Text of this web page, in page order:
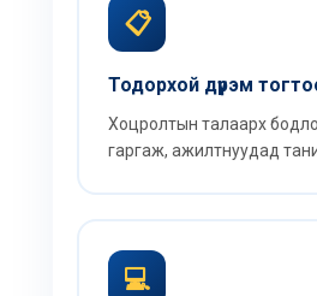
📋
Тодорхой дүрэм
Хоцролтын талаарх
гаргаж, ажилтнуудад
💻